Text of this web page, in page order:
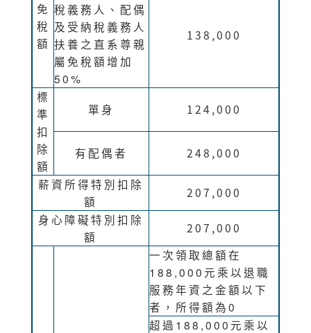
免
稅
額
稅義務人、配偶
及受納稅義務人
扶養之直系尊親
屬免稅額增加
50%
138,000
標
準
扣
除
額
單身 124,000
有配偶者 248,000
薪資所得特別扣除
額
207,000
身心障礙特別扣除
額
207,000
一次領取總額在
188,000元乘以退職
服務年資之金額以下
者，所得額為0
超過188,000元乘以